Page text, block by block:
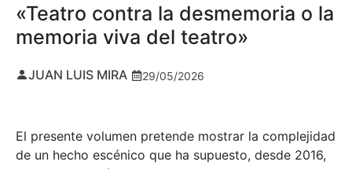
«Teatro contra la desmemoria o la
memoria viva del teatro»
JUAN LUIS MIRA 29/05/2026
El presente volumen pretende mostrar la complejidad
de un hecho escénico que ha supuesto, desde 2016,